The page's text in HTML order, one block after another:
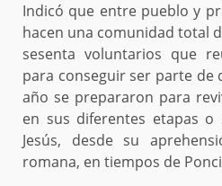
Indicó que entre pueblo y
hacen una comunidad total
sesenta voluntarios que
para conseguir ser parte de
año se prepararon para
en sus diferentes etapas
Jesús, desde su
romana, en tiempos de